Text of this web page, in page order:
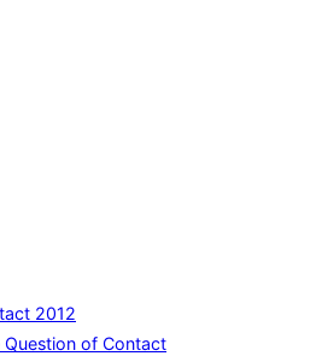
2012
Question of Contact